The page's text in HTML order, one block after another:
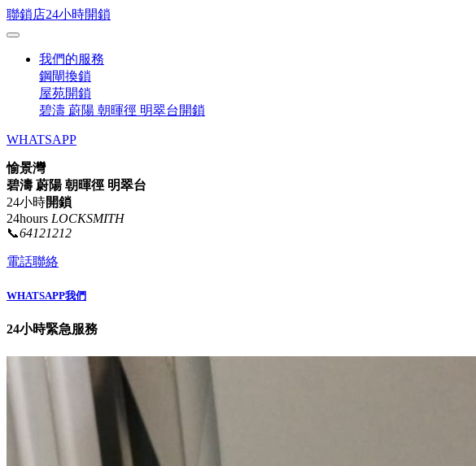
聯鎖店24小時開鎖
我們的服務
鋼閘換鎖
屋苑開鎖
碧濤 蔚陽 朝暉徑 明翠台開鎖
WHATSAPP
愉景灣
碧濤 蔚陽 朝暉徑 明翠台
24小時開鎖
24hours LOCKSMITH
📞64121212
電話聯絡
WHATSAPP我們
24小時緊急服務